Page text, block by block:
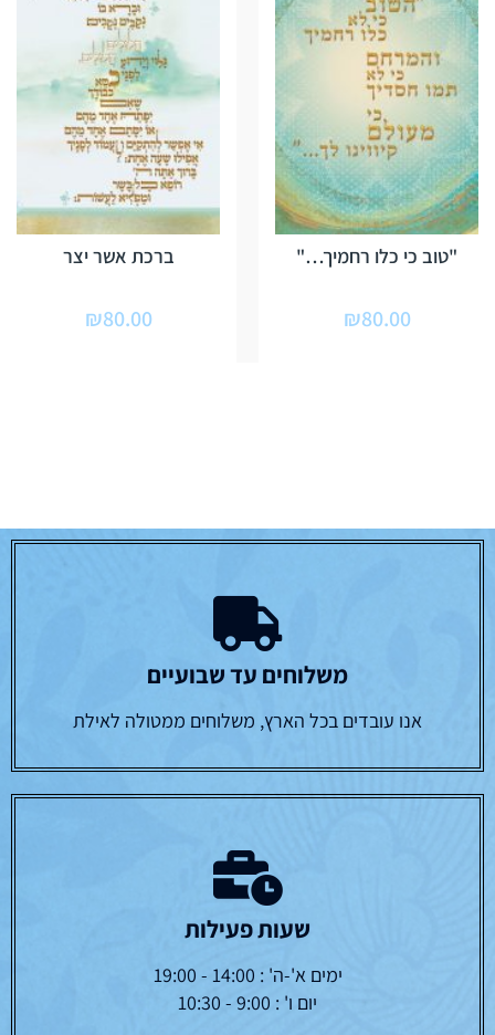
"טוב כי כלו רחמיך…"
₪80.00
ברכת אשר יצר
₪80.00
משלוחים עד שבועיים
אנו עובדים בכל הארץ, משלוחים ממטולה לאילת
שעות פעילות
ימים א'-ה' : 14:00 - 19:00
יום ו' : 9:00 - 10:30